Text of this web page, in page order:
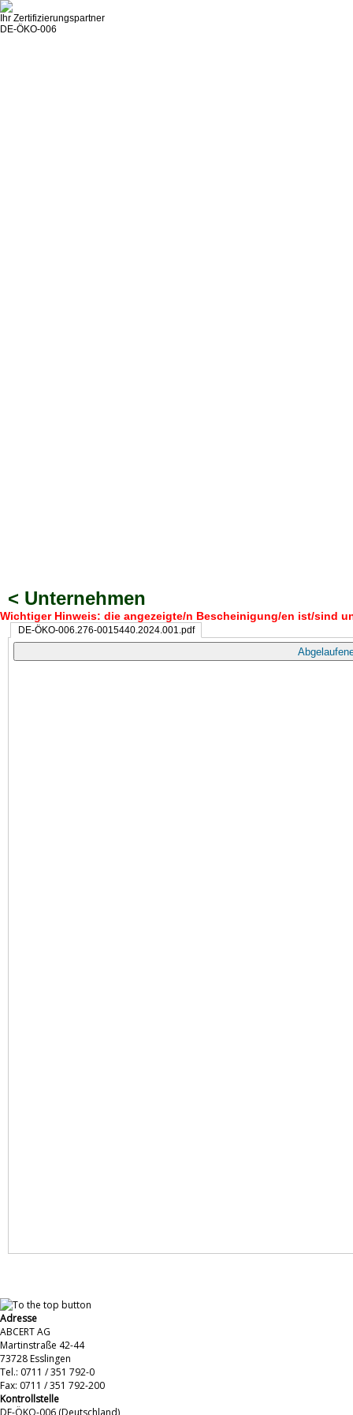
Ihr Zertifizierungspartner
DE-ÖKO-006
< Unternehmen
Wichtiger Hinweis: die angezeigte/n Bescheinigung/en ist/sind
DE-ÖKO-006.276-0015440.2024.001.pdf
Adresse
ABCERT AG
Martinstraße 42-44
73728 Esslingen
Tel.: 0711 / 351 792-0
Fax: 0711 / 351 792-200
Kontrollstelle
DE-ÖKO-006 (Deutschland)